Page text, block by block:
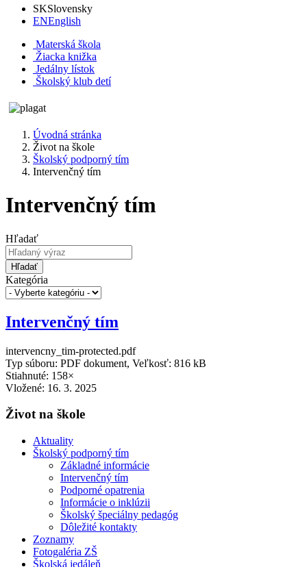
SKSlovensky
ENEnglish
Materská škola
Žiacka knižka
Jedálny lístok
Školský klub detí
Úvodná stránka
Život na škole
Školský podporný tím
Intervenčný tím
Intervenčný tím
Hľadať
Hľadať
Kategória
Intervenčný tím
intervencny_tim-protected.pdf
Typ súboru: PDF dokument, Veľkosť: 816 kB
Stiahnuté: 158×
Vložené: 16. 3. 2025
Život na škole
Aktuality
Školský podporný tím
Základné informácie
Intervenčný tím
Podporné opatrenia
Informácie o inklúzii
Školský špeciálny pedagóg
Dôležité kontakty
Zoznamy
Fotogaléria ZŠ
Školská jedáleň